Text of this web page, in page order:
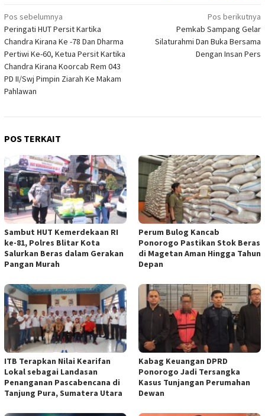
Navigasi
pos
Pos sebelumnya
Peringati HUT Persit Kartika
Chandra Kirana Ke -78 Dan Dharma
Pertiwi Ke-60, Ketua Persit Kartika
Chandra Kirana Koorcab Rem 043
PD II/Swj Pimpin Ziarah Ke Makam
Pahlawan
Pos berikutnya
Pemkab Sampang Gelar
Silaturahmi Dan Buka Bersama
Dengan Insan Pers
POS TERKAIT
Sambut HUT Kemerdekaan RI
ke-81, Polres Blitar Kota
Salurkan Beras dalam Gerakan
Pangan Murah
Perum Bulog Kancab
Ponorogo Pastikan Stok Beras
di Magetan Aman Hingga Tahun
Depan
ITB Terapkan Nilai Kearifan
Lokal sebagai Landasan
Penanganan Pascabencana di
Tanjung Pura, Sumatera Utara
Kabag Keuangan DPRD
Ponorogo Jadi Tersangka
Kasus Tunjangan Perumahan
Dewan